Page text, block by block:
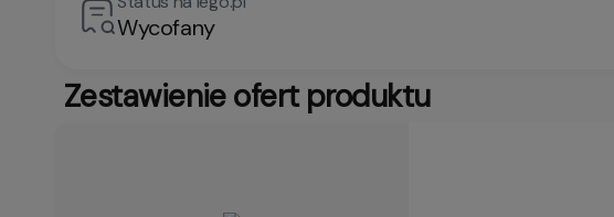
Wycofany
Zestawienie ofert produktu